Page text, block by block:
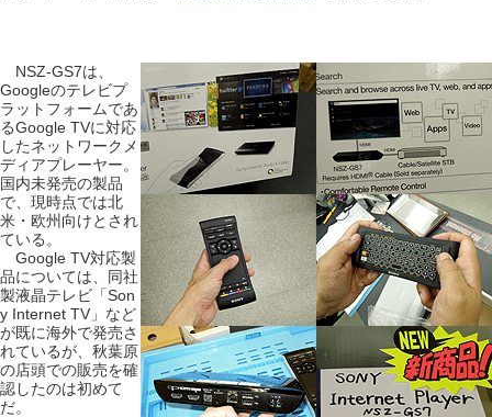
NSZ-GS7は、
Googleのテレビプ
ラットフォームであ
るGoogle TVに対応
したネットワークメ
ディアプレーヤー。
国内未発売の製品
で、現時点では北
米・欧州向けとされ
ている。
Google TV対応製
品については、同社
製液晶テレビ「Son
y Internet TV」など
が既に海外で発売さ
れているが、秋葉原
の店頭での販売を確
認したのは初めて
だ。